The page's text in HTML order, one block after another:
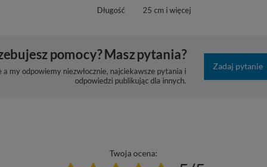
Długość
25 cm i więcej
pomocy? Masz pytania?
a my odpowiemy niezwłocznie, najciekawsze pytania i
odpowiedzi publikując dla innych.
Zadaj pytanie
Twoja ocena: